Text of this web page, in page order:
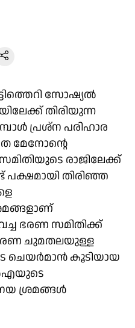
സോഷ്യല്‍
തിരിയുന്ന
പ്രശ്‌ന പരിഹാര
മേനോന്റെ
രാജിലേക്ക്
പക്ഷമായി തിരിഞ്ഞ
ഭരണ സമിതിക്ക്
ഭരണ ചുമതലയുള്ള
ചെയര്‍മാന്‍ കൂടിയായ
ശ്രമങ്ങള്‍